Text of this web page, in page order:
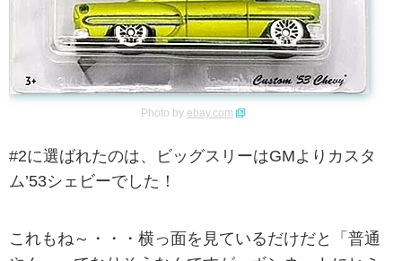
Photo by ebay.com
#2に選ばれたのは、ビッグスリーはGMよりカスタ
ム’53シェビーでした！
これもね～・・・横っ面を見ているだけだと「普通